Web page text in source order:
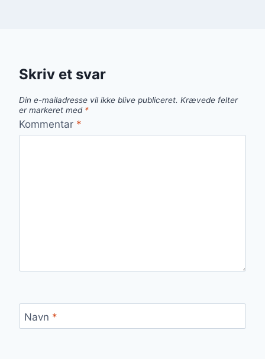
Skriv et svar
Din e-mailadresse vil ikke blive publiceret. Krævede felter
er markeret med *
Kommentar *
Navn *